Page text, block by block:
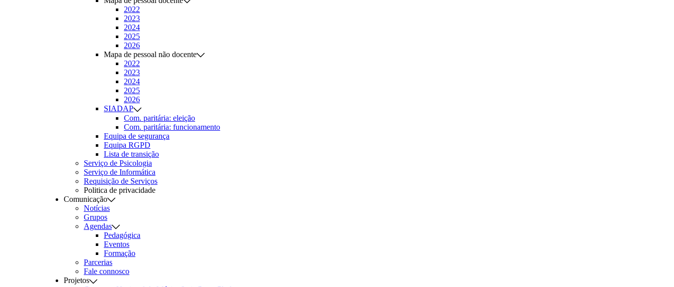
2022
2023
2024
2025
2026
Mapa de pessoal não docente
2022
2023
2024
2025
2026
SIADAP
Com. paritária: eleição
Com. paritária: funcionamento
Equipa de segurança
Equipa RGPD
Lista de transição
Serviço de Psicologia
Serviço de Informática
Requisição de Serviços
Politica de privacidade
Comunicação
Notícias
Grupos
Agendas
Pedagógica
Eventos
Formação
Parcerias
Fale connosco
Projetos